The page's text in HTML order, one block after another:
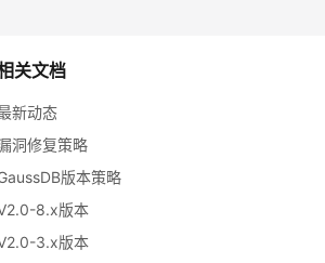
关文档
新动态
洞修复策略
版本策略
8.x版本
3.x版本